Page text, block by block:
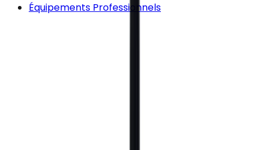
Équipements Professionnels